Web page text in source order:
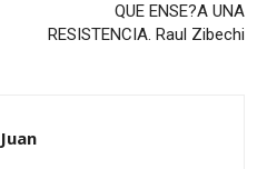
QUE ENSE?A UNA
RESISTENCIA. Raul Zibechi
Juan